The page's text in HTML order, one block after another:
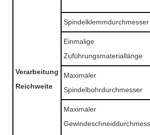
Verarbeitung
Reichweite
Spindelklemmdurchmesser
Einmalige
Zuführungsmateriallänge
Maximaler
Spindelbohrdurchmesser
Maximaler